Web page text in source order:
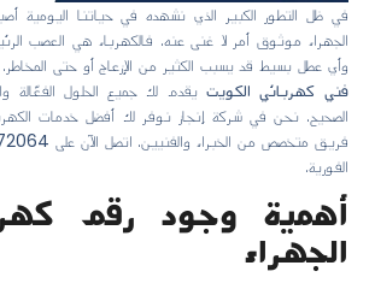
في ظل التطور الكبير الذي نشهده في حياتنا اليومية
الجهراء موثوق أمر لا غنى عنه. فالكهرباء هي العصب
وأي عطل بسيط قد يسبب الكثير من الإزعاج أو حتى المخاطر.
فني كهربائي الكويتيقدم لك جميع الحلول الفعّالة
الصحيح. نحن في شركة إنجاز نوفر لك أفضل خدمات الكهرباء
فريق متخصص من الخبراء والفنيين. اتصل الآن على
الفورية.
أهمية وجود رقم
الجهراء